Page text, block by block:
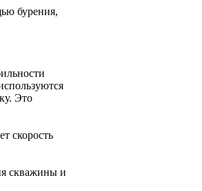
бурения,
Это
скорость
скважины и